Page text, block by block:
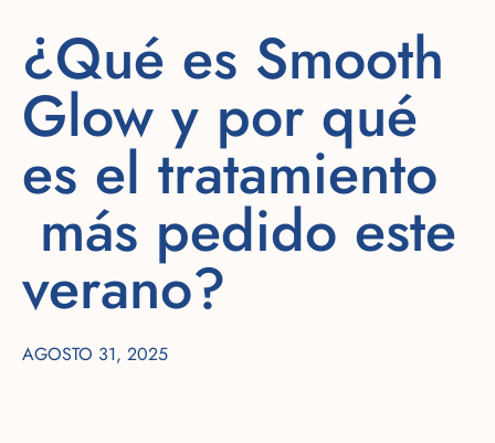
¿Qué es Smooth
Glow y por qué
es el tratamiento
más pedido este
verano?
AGOSTO 31, 2025